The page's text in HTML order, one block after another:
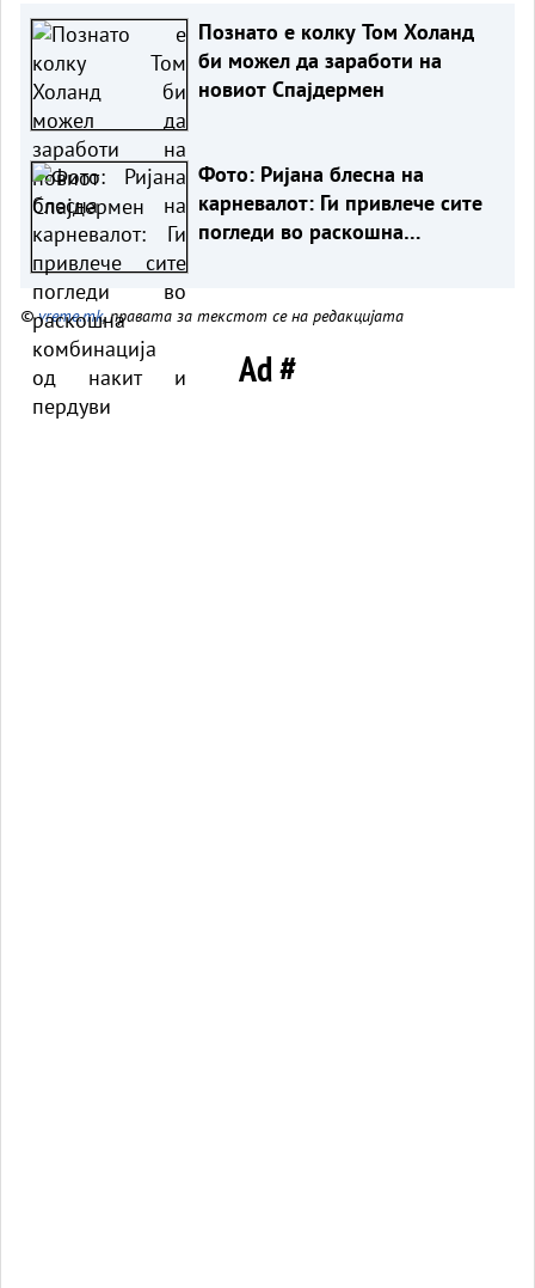
Познато е колку Том Холанд
би можел да заработи на
новиот Спајдермен
Фото: Ријана блесна на
карневалот: Ги привлече сите
погледи во раскошна
©vreme.mk, правата за текстот се на редакцијата
Ad #